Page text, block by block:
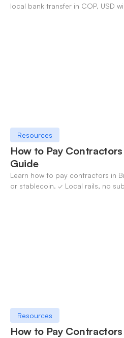
local bank transfer in COP, USD
Resources
How to Pay
Guide
Learn how to pay contractors in
or stablecoin. ✓ Local rails, no
Resources
How to Pay